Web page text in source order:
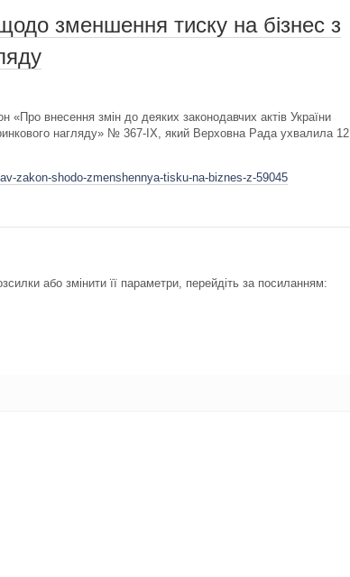
зменшення тиску на бізнес з
внесення змін до деяких законодавчих актів України
нагляду» № 367-ІХ, який Верховна Рада ухвалила 12
zakon-shodo-zmenshennya-tisku-na-biznes-z-59045
або змінити її параметри, перейдіть за посиланням: